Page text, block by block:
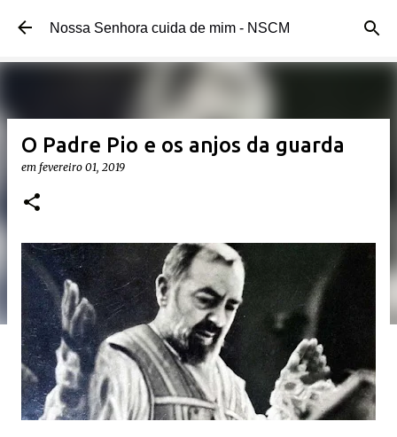
Pular para o conteúdo principal
Nossa Senhora cuida de mim - NSCM
O Padre Pio e os anjos da guarda
em fevereiro 01, 2019